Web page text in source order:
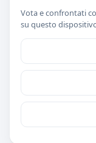
Vota e confrontati
su questo